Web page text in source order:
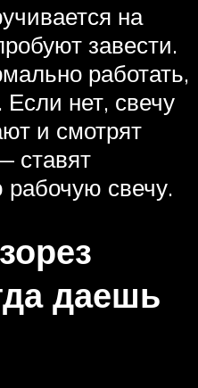
на
завести.
работать,
нет, свечу
и смотрят
ставят
свечу.
даешь